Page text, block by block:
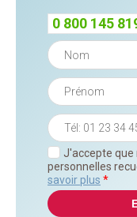
0 800 145
J'accepte que
personnelles
savoir plus *